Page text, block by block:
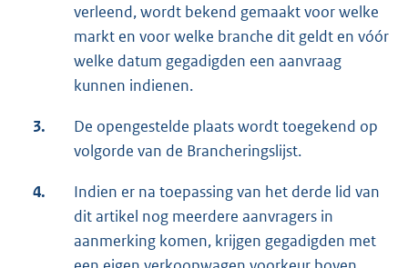
verleend, wordt bekend gemaakt voor welke
markt en voor welke branche dit geldt en vóór
welke datum gegadigden een aanvraag
kunnen indienen.
3.
De opengestelde plaats wordt toegekend op
volgorde van de Brancheringslijst.
4.
Indien er na toepassing van het derde lid van
dit artikel nog meerdere aanvragers in
aanmerking komen, krijgen gegadigden met